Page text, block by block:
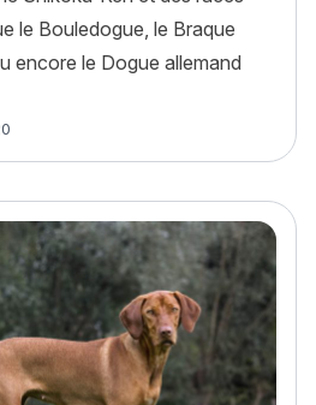
le Bouledogue, le Braque
encore le Dogue allemand